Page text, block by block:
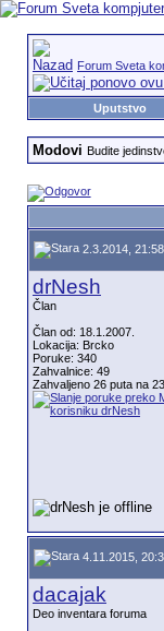
Forum Sveta
Uputstvo
Modovi Budite
2.3.2014, 21:58
drNesh
Član
Član od: 18.1.2007.
Lokacija: Brcko
Poruke: 340
Zahvalnice: 49
Zahvaljeno 26 puta na
4.11.2015,
dacajak
Deo inventara foruma